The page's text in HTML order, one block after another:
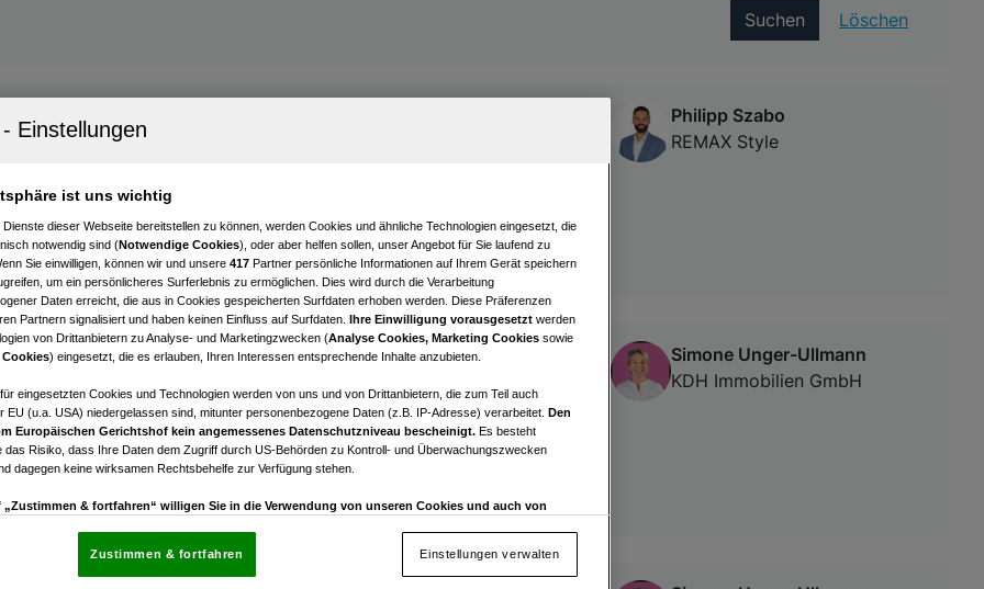
Suchen Löschen
Eigentumswohnung in Hornstein, 125m², Loggia, Garage, top
€ 310.000,00
Kaufpreis
Philipp Szabo
REMAX Style
am See
3
Zimmer
€ 932,84
Bruttomiete
Simone Unger-Ullmann
KDH Immobilien GmbH
ist uns wichtig
Dienste dieser Webseite bereitstellen zu können, werden Cookies und ähnliche Technologien eingesetzt, die
notwendig sind (Notwendige Cookies), oder aber helfen sollen, unser Angebot für Sie laufend zu
Sie einwilligen, können wir und unsere 417 Partner persönliche Informationen auf Ihrem Gerät speichern
um ein persönlicheres Surferlebnis zu ermöglichen. Dies wird durch die Verarbeitung
Daten erreicht, die aus in Cookies gespeicherten Surfdaten erhoben werden. Diese Präferenzen
Partnern signalisiert und haben keinen Einfluss auf Surfdaten. Ihre Einwilligung vorausgesetzt werden
von Drittanbietern zu Analyse- und Marketingzwecken (Analyse Cookies, Marketing Cookies sowie
) eingesetzt, die es erlauben, Ihren Interessen entsprechende Inhalte anzubieten.
eingesetzten Cookies und Technologien werden von uns und von Drittanbietern, die zum Teil auch
EU (u.a. USA) niedergelassen sind, mitunter personenbezogene Daten (z.B. IP-Adresse) verarbeitet. Den
Europäischen Gerichtshof kein angemessenes Datenschutzniveau bescheinigt. Es besteht
das Risiko, dass Ihre Daten dem Zugriff durch US-Behörden zu Kontroll- und Überwachungszwecken
dagegen keine wirksamen Rechtsbehelfe zur Verfügung stehen.
„Zustimmen & fortfahren“ willigen Sie in die Verwendung von unseren Cookies und auch von
die sich auf jeder Seite unten im Footer befinden.
Einstellungen verwalten
Zustimmen & fortfahren